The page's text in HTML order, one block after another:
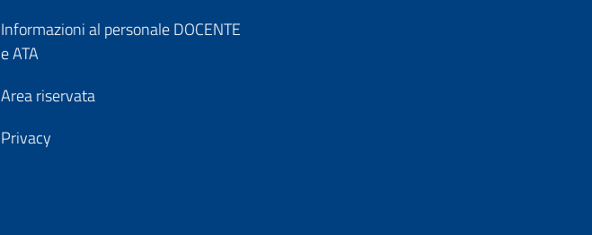
Informazioni al personale DOCENTE
e ATA
Area riservata
Privacy